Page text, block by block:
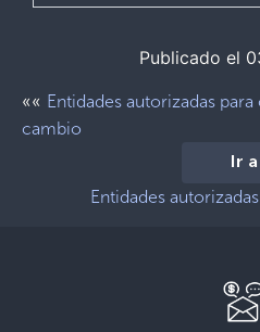
Publicado el
«« Entidades autorizadas
cambio
Ir a
Entidades